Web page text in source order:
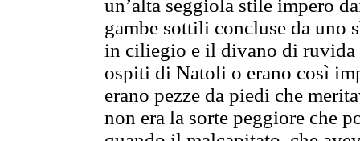
un’alta seggiola stile impero
gambe sottili concluse da uno
in ciliegio e il divano di ruvida
ospiti di Natoli o erano così
erano pezze da piedi che
non era la sorte peggiore che